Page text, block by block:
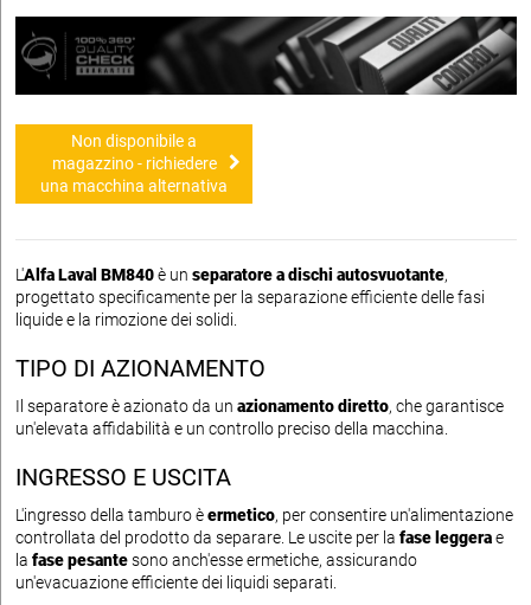
Non disponibile a
magazzino - richiedere
una macchina alternativa
L'Alfa Laval BM840è un separatore a dischi autosvuotante,
progettato specificamente per la separazione efficiente delle fasi
liquide e la rimozione dei solidi.
TIPO DI AZIONAMENTO
Il separatore è azionato da un azionamento diretto, che garantisce
un'elevata affidabilità e un controllo preciso della macchina.
INGRESSO E USCITA
L'ingresso della tamburo èermetico, per consentire un'alimentazione
controllata del prodotto da separare. Le uscite per la fase leggerae
la fase pesantesono anch'esse ermetiche, assicurando
un'evacuazione efficiente dei liquidi separati.